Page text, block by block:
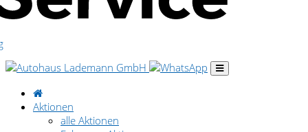
Aktionen
alle Aktionen